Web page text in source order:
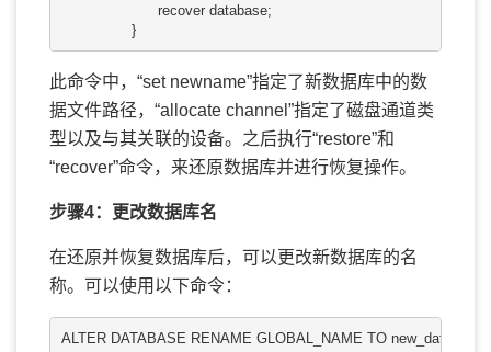
                      recover database;
                }
此命令中，“set newname”指定了新数据库中的数
据文件路径，“allocate channel”指定了磁盘通道类
型以及与其关联的设备。之后执行“restore”和
“recover”命令，来还原数据库并进行恢复操作。
步骤4：更改数据库名
在还原并恢复数据库后，可以更改新数据库的名
称。可以使用以下命令：
ALTER DATABASE RENAME GLOBAL_NAME TO